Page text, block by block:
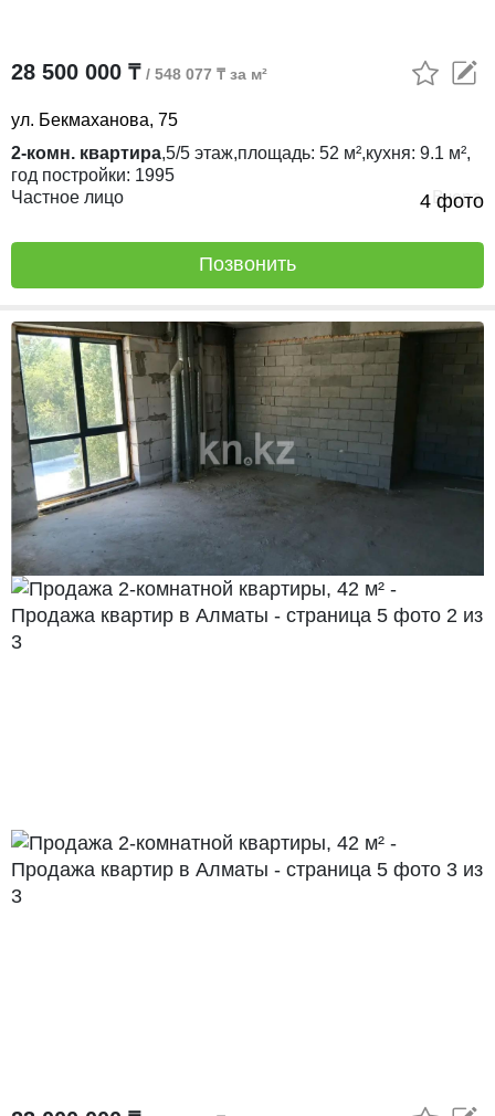
4 фото
28 500 000 ₸ / 548 077 ₸ за м²
ул. Бекмаханова, 75
2-комн. квартира,5/5 этаж,площадь: 52 м²,кухня: 9.1 м²,
год постройки: 1995
Частное лицо
Вчера
Позвонить